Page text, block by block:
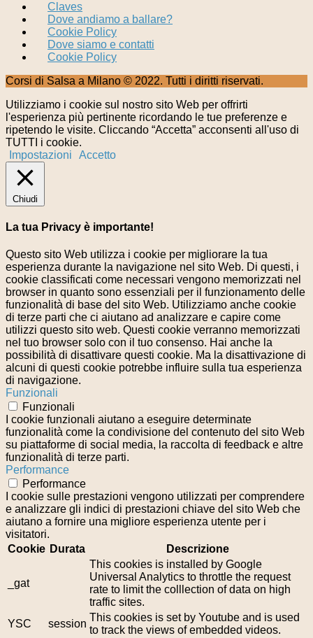
Claves
Dove andiamo a ballare?
Cookie Policy
Dove siamo e contatti
Cookie Policy
Corsi di Salsa a Milano © 2022. Tutti i diritti riservati.
Utilizziamo i cookie sul nostro sito Web per offrirti
l'esperienza più pertinente ricordando le tue preferenze e
ripetendo le visite. Cliccando “Accetta” acconsenti all'uso di
TUTTI i cookie.
Impostazioni
Accetto
Chiudi
La tua Privacy è importante!
Questo sito Web utilizza i cookie per migliorare la tua
esperienza durante la navigazione nel sito Web. Di questi, i
cookie classificati come necessari vengono memorizzati nel
browser in quanto sono essenziali per il funzionamento delle
funzionalità di base del sito Web. Utilizziamo anche cookie
di terze parti che ci aiutano ad analizzare e capire come
utilizzi questo sito web. Questi cookie verranno memorizzati
nel tuo browser solo con il tuo consenso. Hai anche la
possibilità di disattivare questi cookie. Ma la disattivazione di
alcuni di questi cookie potrebbe influire sulla tua esperienza
di navigazione.
Funzionali
Funzionali
I cookie funzionali aiutano a eseguire determinate
funzionalità come la condivisione del contenuto del sito Web
su piattaforme di social media, la raccolta di feedback e altre
funzionalità di terze parti.
Performance
Performance
I cookie sulle prestazioni vengono utilizzati per comprendere
e analizzare gli indici di prestazioni chiave del sito Web che
aiutano a fornire una migliore esperienza utente per i
visitatori.
Cookie Durata Descrizione
_gat
This cookies is installed by Google
Universal Analytics to throttle the request
rate to limit the colllection of data on high
traffic sites.
YSC
session
This cookies is set by Youtube and is used
to track the views of embedded videos.